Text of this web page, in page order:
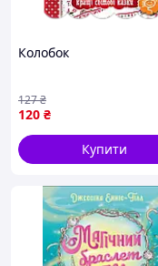
Колобок
120 ₴
127₴
Купити